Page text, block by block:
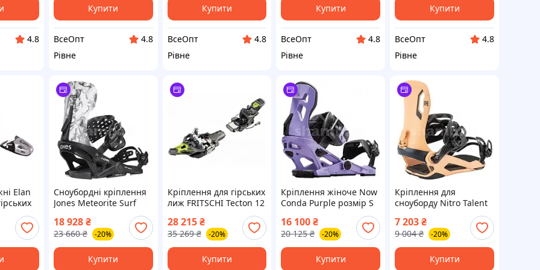
4.8
Купити
ВсеОпт
4.8
Рівне
Купити
ВсеОпт
4.8
Рівне
Купити
ВсеОпт
4.8
Рівне
Купити
ВсеОпт
4.8
Рівне
Elan
Сноубордні кріплення
Jones Meteorite Surf
чоловіків та жінок
18 928₴
23 660 ₴ -20%
Купити
Кріплення для гірських
лиж FRITSCHI Tecton 12
120, Скітур, DIN 5 –12
28 215 ₴
35 269 ₴ -20%
Купити
Кріплення жіноче Now
Conda Purple розмір S
16 100₴
20 125 ₴ -20%
Купити
Кріплення для
сноуборду Nitro Talent
чоловіків та жінок
7 203₴
9 004 ₴ -20%
Купити